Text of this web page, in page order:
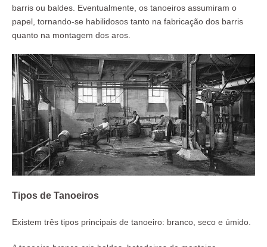
barris ou baldes. Eventualmente, os tanoeiros assumiram o
papel, tornando-se habilidosos tanto na fabricação dos barris
quanto na montagem dos aros.
Tipos de Tanoeiros
Existem três tipos principais de tanoeiro: branco, seco e úmido.